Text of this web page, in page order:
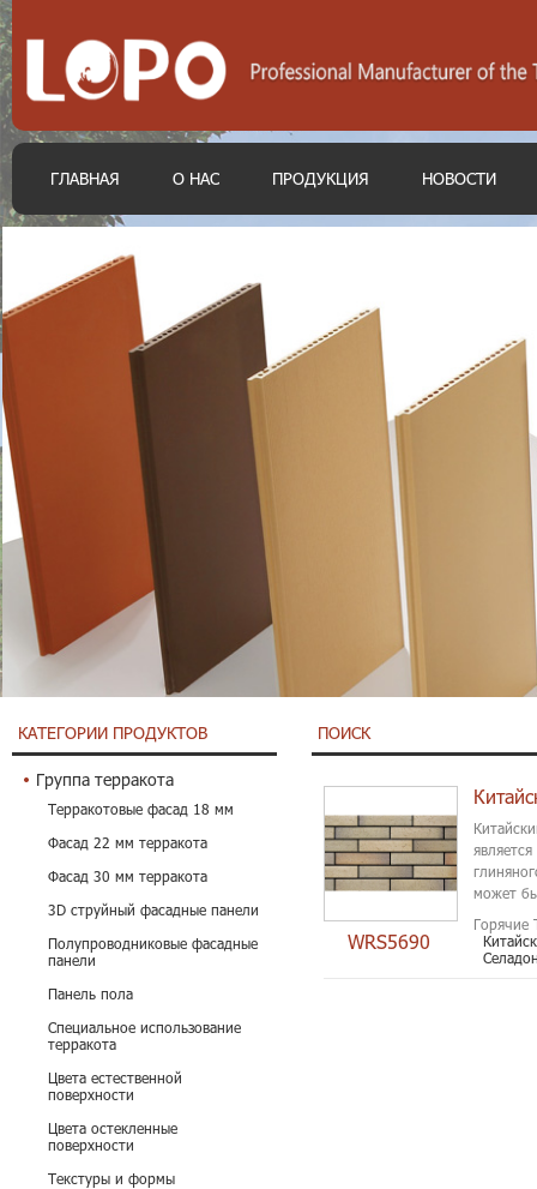
ГЛАВНАЯ О НАС ПРОДУКЦИЯ НОВОСТИ
КАТЕГОРИИ ПРОДУКТОВ
Группа терракота
Терракотовые фасад 18 мм
Фасад 22 мм терракота
Фасад 30 мм терракота
3D струйный фасадные панели
Полупроводниковые фасадные
панели
Панель пола
Специальное использование
терракота
Цвета естественной
поверхности
Цвета остекленные
поверхности
Текстуры и формы
ПОИСК
WRS5690
может
Горячие